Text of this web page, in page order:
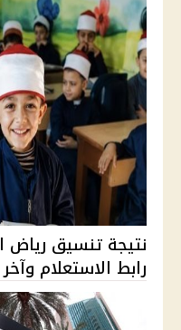
نتيجة تنسيق رياض
رابط الاستعلام